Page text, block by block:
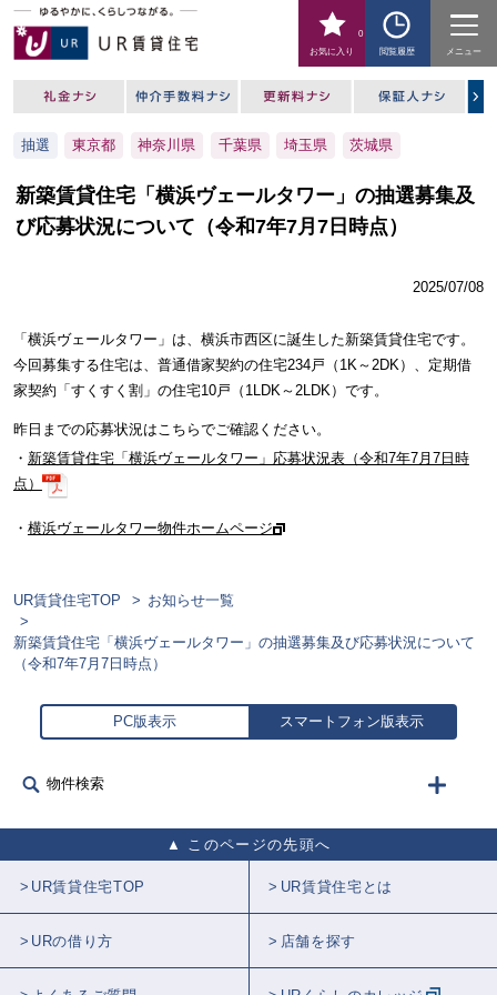
お気に入り
0
閲覧履歴
メニュー
抽選 東京都 神奈川県 千葉県 埼玉県 茨城県
新築賃貸住宅「横浜ヴェールタワー」の抽選募集及
び応募状況について（令和7年7月7日時点）
2025/07/08
「横浜ヴェールタワー」は、横浜市西区に誕生した新築賃貸住宅です。
今回募集する住宅は、普通借家契約の住宅234戸（1K～2DK）、定期借
家契約「すくすく割」の住宅10戸（1LDK～2LDK）です。
昨日までの応募状況はこちらでご確認ください。
・ 新築賃貸住宅「横浜ヴェールタワー」応募状況表（令和7年7月7日時
点）
・ 横浜ヴェールタワー物件ホームページ
UR賃貸住宅TOP お知らせ一覧
新築賃貸住宅「横浜ヴェールタワー」の抽選募集及び応募状況について
（令和7年7月7日時点）
PC版表示 スマートフォン版表示
物件検索
このページの先頭へ
UR賃貸住宅TOP UR賃貸住宅とは
URの借り方 店舗を探す